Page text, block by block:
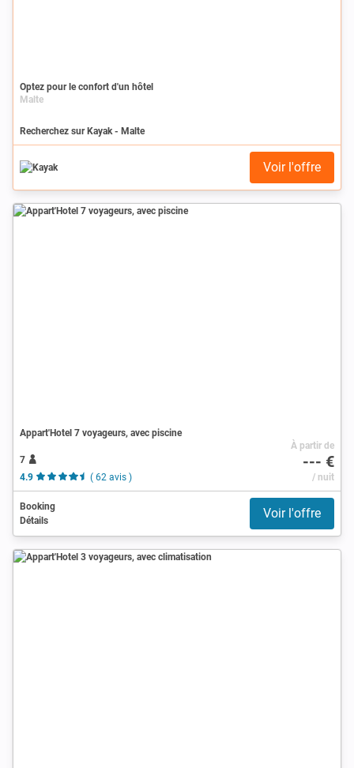
Optez pour le confort d'un hôtel
Malte
Recherchez sur Kayak - Malte
Voir l'offre
Appart'Hotel 7 voyageurs, avec piscine
7
4.9
( 62 avis )
À partir de
--- €
/ nuit
Booking
Détails
Voir l'offre